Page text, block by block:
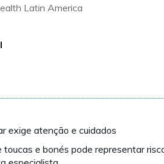
Latin America
exige atenção e cuidados
toucas e bonés pode representar